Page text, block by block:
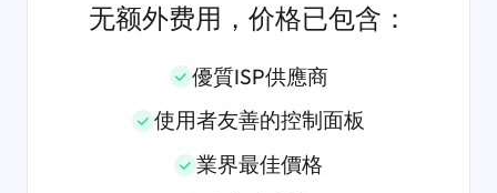
无额外费用，价格已包含：
優質ISP供應商
使用者友善的控制面板
業界最佳價格